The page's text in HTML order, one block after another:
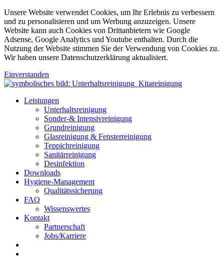
Unsere Website verwendet Cookies, um Ihr Erlebnis zu verbessern
und zu personalisieren und um Werbung anzuzeigen. Unsere
Website kann auch Cookies von Drittanbietern wie Google
Adsense, Google Analytics und Youtube enthalten. Durch die
Nutzung der Website stimmen Sie der Verwendung von Cookies zu.
Wir haben unsere Datenschutzerklärung aktualisiert.
Einverstanden
Leistungen
Unterhaltsreinigung
Sonder-& Intensivreinigung
Grundreinigung
Glasreinigung & Fensterreinigung
Teppichreinigung
Sanitärreinigung
Desinfektion
Downloads
Hygiene-Management
Qualitätssicherung
FAQ
Wissenswertes
Kontakt
Partnerschaft
Jobs/Karriere